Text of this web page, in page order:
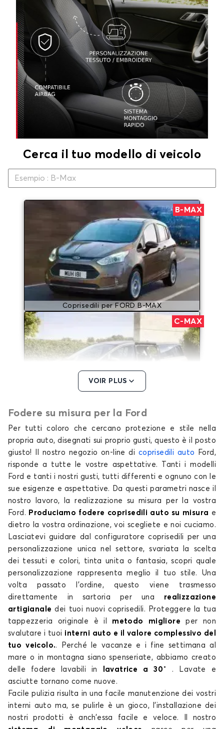
Cerca il tuo modello di veicolo
B-MAX
Coprisedili per FORD B-MAX
C-MAX
Coprisedili per FORD C-MAX
ECOSPORT
Coprisedili per FORD ECOSPORT
FIESTA
Coprisedili per FORD FIESTA
FOCUS
VOIR PLUS
Fodere su misura per la Ford
Per tutti coloro che cercano protezione e stile nella
propria auto, disegnati sui proprio gusti, questo è il posto
giusto! Il nostro negozio on-line di coprisedili auto
Ford,
risponde a tutte le vostre aspettative. Tanti i modelli
Ford e tanti i nostri gusti, tutti differenti e ognuno con le
sue esigenze e aspettative. Da questi parametri nasce il
nostro lavoro, la realizzazione su misura per la vostra
Ford. Produciamo fodere coprisedili auto su misura e
dietro la vostra ordinazione, voi scegliete e noi cuciamo.
Lasciatevi guidare dal configuratore coprisedili per una
personalizzazione unica nel settore, svariata la scelta
dei tessuti e colori, tinta unita o fantasia, scopri quale
personalizzazione rappresenta meglio il tuo stile. Una
volta passato l’ordine, questo viene trasmesso
direttamente in sartoria per una realizzazione
artigianale dei tuoi nuovi coprisedili. Proteggere la tua
tappezzeria originale è il metodo miglioreper non
svalutare i tuoi interni auto e il valore complessivo del
tuo veicolo.. Perché le vacanze e i fine settimana al
mare o in montagna siano spenseriate, abbiamo creato
delle fodere lavabili in
lavatrice a 30˚
. Lavate e
asciutte tornano come nuove.
Facile pulizia risulta in una facile manutenzione dei vostri
interni auto ma, se pulirle è un gioco, l’installazione dei
nostri prodotti è anch’essa facile e veloce. Il nostro